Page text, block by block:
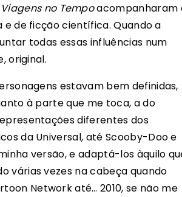
Viagens no Tempoacompanharam
de ficção científica. Quando a
todas essas influências num
original.
estavam bem definidas,
à parte que me toca, a do
diferentes dos
da Universal, até Scooby-Doo e
versão, e adaptá-los àquilo
várias vezes na cabeça quando
Network até… 2010, se não me